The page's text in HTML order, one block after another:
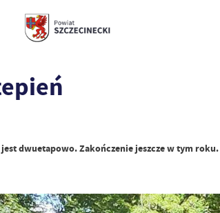
dwuetapowo. Zakończenie jeszcze w tym roku.